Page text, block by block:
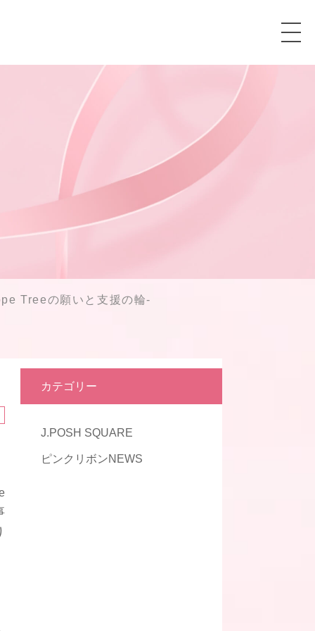
Treeの願いと支援の輪-
カテゴリー
J.POSH SQUARE
ピンクリボンNEWS